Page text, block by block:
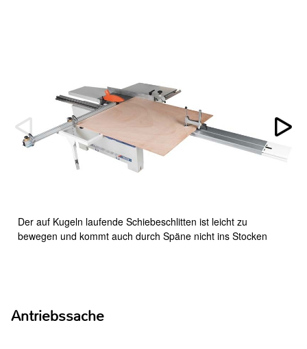
Der auf Kugeln laufende Schiebeschlitten ist leicht zu
bewegen und kommt auch durch Späne nicht ins Stocken
Antriebssache